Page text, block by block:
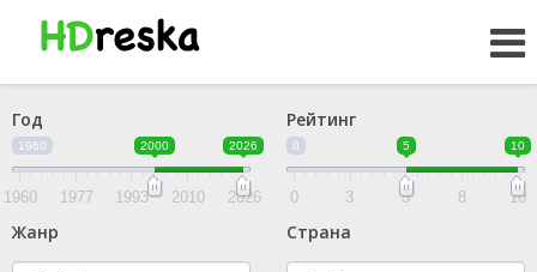
Год
1960 2000 2026
1960 1977 1993 2010 2026
Рейтинг
0 5 10
0 3 5 8 10
Жанр Страна